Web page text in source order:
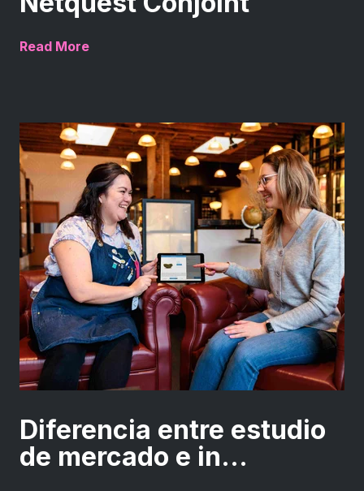
Read More
Diferencia entre estudio
de mercado e in...